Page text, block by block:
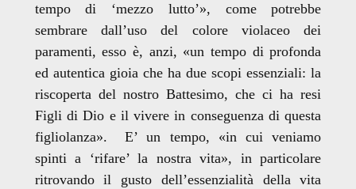
tempo di ‘mezzo lutto’», come potrebbe
sembrare dall’uso del colore violaceo dei
paramenti, esso è, anzi, «un tempo di profonda
ed autentica gioia che ha due scopi essenziali: la
riscoperta del nostro Battesimo, che ci ha resi
Figli di Dio e il vivere in conseguenza di questa
figliolanza». E’ un tempo, «in cui veniamo
spinti a ‘rifare’ la nostra vita», in particolare
ritrovando il gusto dell’essenzialità della vita